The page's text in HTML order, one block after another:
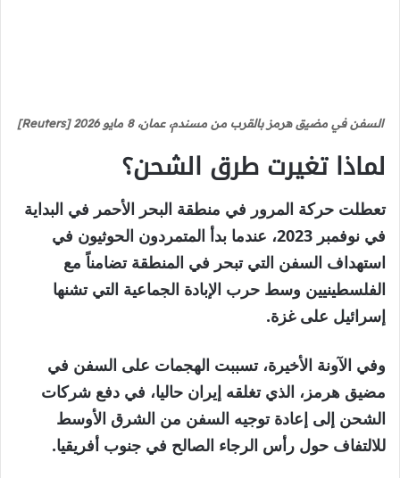
السفن في مضيق هرمز بالقرب من مسندم، عمان، 8 مايو 2026 [Reuters]
لماذا تغيرت طرق الشحن؟
تعطلت حركة المرور في منطقة البحر الأحمر في البداية
في نوفمبر 2023، عندما بدأ المتمردون الحوثيون في
استهداف السفن التي تبحر في المنطقة تضامناً مع
الفلسطينيين وسط حرب الإبادة الجماعية التي تشنها
إسرائيل على غزة.
وفي الآونة الأخيرة، تسببت الهجمات على السفن في
مضيق هرمز، الذي تغلقه إيران حاليا، في دفع شركات
الشحن إلى إعادة توجيه السفن من الشرق الأوسط
للالتفاف حول رأس الرجاء الصالح في جنوب أفريقيا.